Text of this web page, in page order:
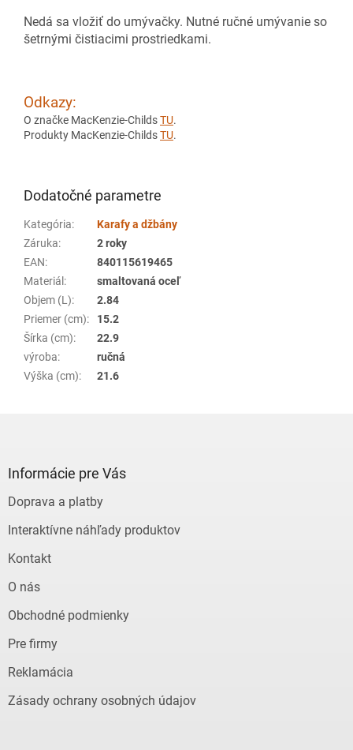
Nedá sa vložiť do umývačky. Nutné ručné umývanie so
šetrnými čistiacimi prostriedkami.
Odkazy:
O značke MacKenzie-ChildsTU.
Produkty MacKenzie-ChildsTU.
Dodatočné parametre
Kategória:
Karafy a džbány
Záruka:
2 roky
EAN:
840115619465
Materiál :
smaltovaná oceľ
Objem (L):
2.84
Priemer (cm):
15.2
Šírka (cm):
22.9
výroba:
ručná
Výška (cm): 21.6
Informácie pre Vás
Doprava a platby
Interaktívne náhľady produktov
Kontakt
O nás
Obchodné podmienky
Pre firmy
Reklamácia
Zásady ochrany osobných údajov